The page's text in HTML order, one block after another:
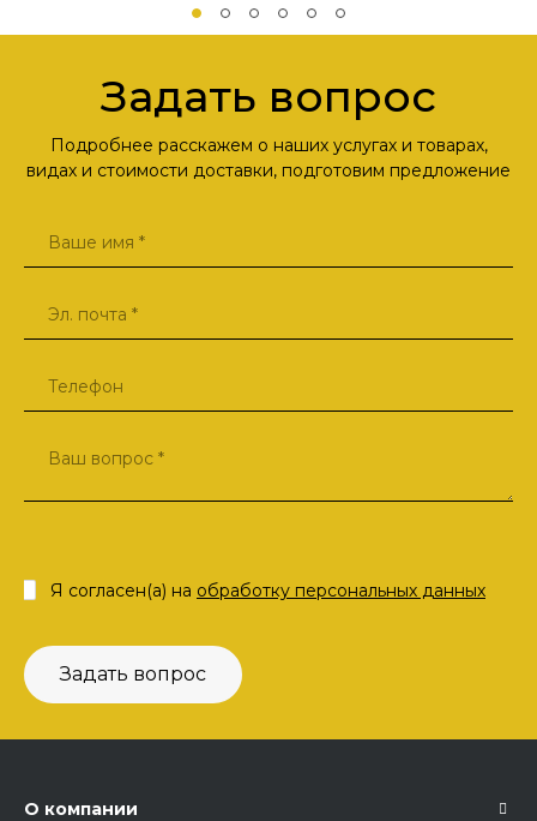
Задать вопрос
Подробнее расскажем о наших услугах и товарах,
видах и стоимости доставки, подготовим предложение
Задать вопрос
Я согласен(а) на обработку персональных данных
О компании